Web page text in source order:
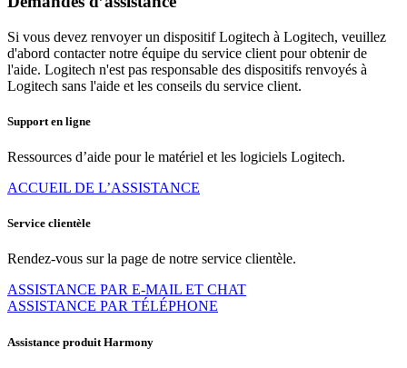
Si vous devez renvoyer un dispositif Logitech à Logitech, veuillez
d'abord contacter notre équipe du service client pour obtenir de
l'aide. Logitech n'est pas responsable des dispositifs renvoyés à
Logitech sans l'aide et les conseils du service client.
Support en ligne
Ressources d’aide pour le matériel et les logiciels Logitech.
ACCUEIL DE L’ASSISTANCE
Service clientèle
Rendez-vous sur la page de notre service clientèle.
ASSISTANCE PAR E-MAIL ET CHAT
ASSISTANCE PAR TÉLÉPHONE
Assistance produit Harmony